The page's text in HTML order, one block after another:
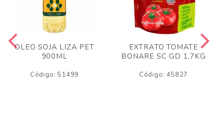
OLEO SOJA LIZA PET
900ML
Código: 51499
EXTRATO TOMATE
BONARE SC GD 1,7KG
Código: 45827